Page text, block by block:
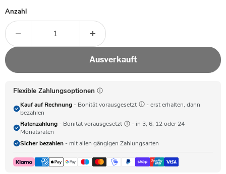
Anzahl
Ausverkauft
Flexible Zahlungsoptionen
Kauf auf Rechnung - Bonität vorausgesetzt
- erst erhalten, dann
bezahlen
Ratenzahlung - Bonität vorausgesetzt
- in 3, 6, 12 oder 24
Monatsraten
Sicher bezahlen - mit allen gängigen Zahlungsarten